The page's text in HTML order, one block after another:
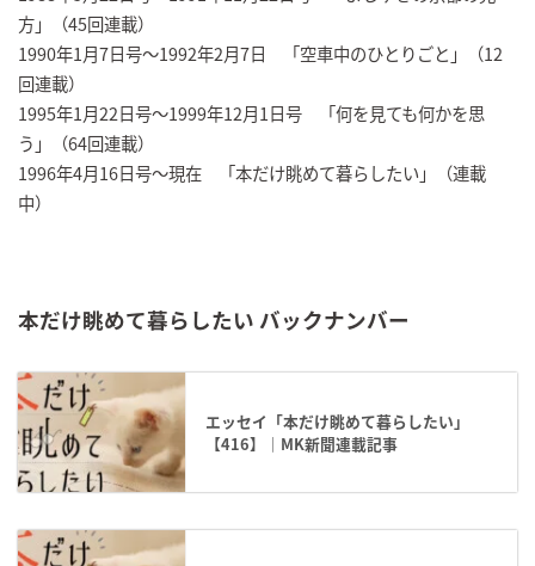
方」（45回連載）
1990年1月7日号～1992年2月7日 「空車中のひとりごと」（12
回連載）
1995年1月22日号～1999年12月1日号 「何を見ても何かを思
う」（64回連載）
1996年4月16日号～現在 「本だけ眺めて暮らしたい」（連載
中）
本だけ眺めて暮らしたい バックナンバー
エッセイ「本だけ眺めて暮らしたい」
【416】｜MK新聞連載記事